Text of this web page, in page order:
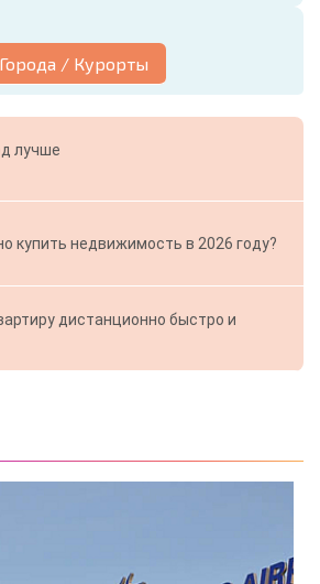
Города / Курорты
лучше
купить недвижимость в 2026 году?
дистанционно быстро и